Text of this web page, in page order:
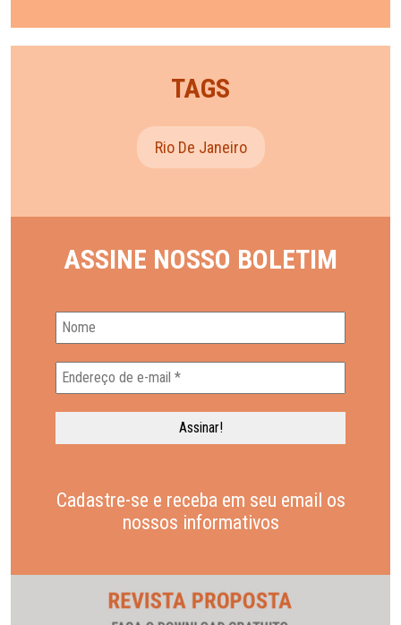
TAGS
Rio De Janeiro
ASSINE NOSSO BOLETIM
Cadastre-se e receba em seu email os
nossos informativos